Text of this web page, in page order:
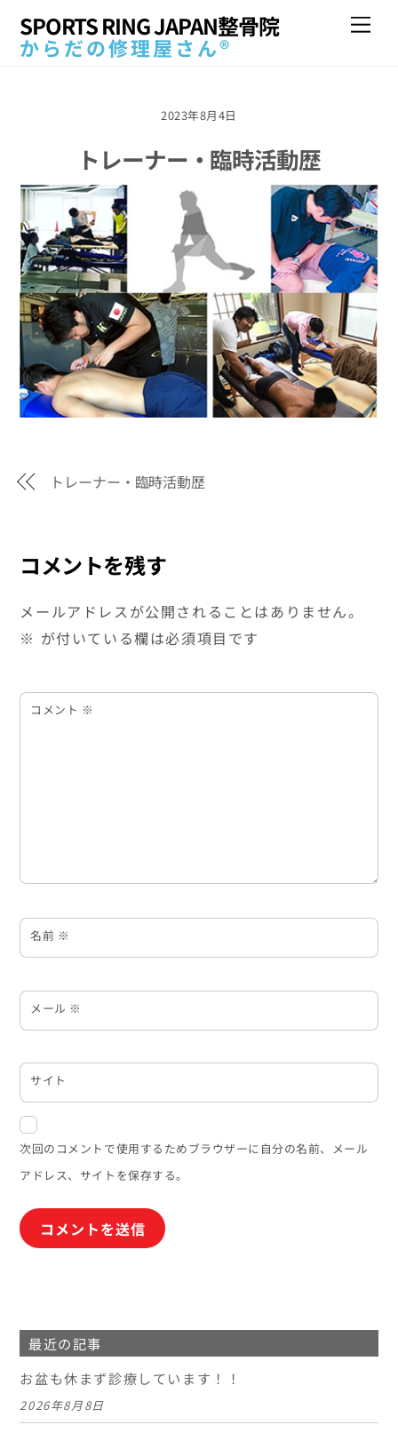
SPORTS RING JAPAN整骨院
からだの修理屋さん®
2023年8月4日
トレーナー・臨時活動歴
トレーナー・臨時活動歴
コメントを残す
メールアドレスが公開されることはありません。
※ が付いている欄は必須項目です
コメント ※
名前 ※
メール ※
サイト
次回のコメントで使用するためブラウザーに自分の名前、メール
アドレス、サイトを保存する。
最近の記事
お盆も休まず診療しています！！
2026年8月8日